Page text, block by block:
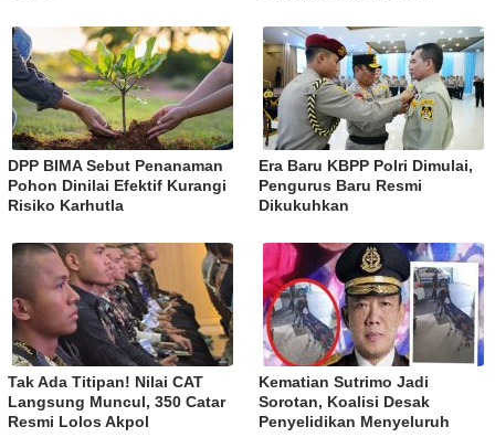
DPP BIMA Sebut Penanaman
Pohon Dinilai Efektif Kurangi
Risiko Karhutla
Era Baru KBPP Polri Dimulai,
Pengurus Baru Resmi
Dikukuhkan
Tak Ada Titipan! Nilai CAT
Langsung Muncul, 350 Catar
Resmi Lolos Akpol
Kematian Sutrimo Jadi
Sorotan, Koalisi Desak
Penyelidikan Menyeluruh